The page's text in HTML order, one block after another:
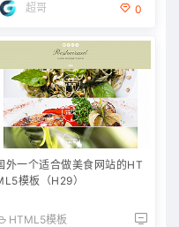
超哥 0
外一个适合做美食网站的HT
模板（H29）
HTML5模板